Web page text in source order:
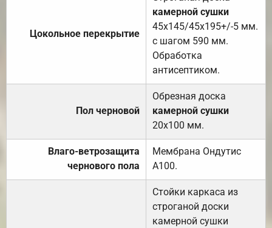
Цокольное перекрытие
камерной сушки
45х145/45х195+/-5 мм.
с шагом 590 мм.
Обработка
антисептиком.
Пол черновой
Обрезная доска
камерной сушки
20х100 мм.
Влаго-ветрозащита
чернового пола
Мембрана Ондутис
А100.
Стойки каркаса из
строганой доски
камерной сушки